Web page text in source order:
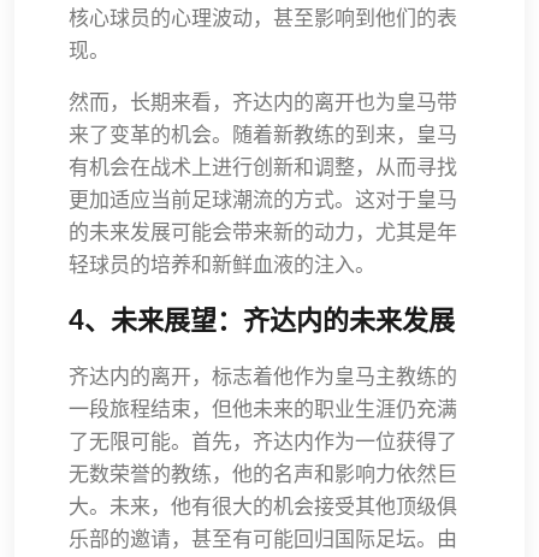
核心球员的心理波动，甚至影响到他们的表
现。
然而，长期来看，齐达内的离开也为皇马带
来了变革的机会。随着新教练的到来，皇马
有机会在战术上进行创新和调整，从而寻找
更加适应当前足球潮流的方式。这对于皇马
的未来发展可能会带来新的动力，尤其是年
轻球员的培养和新鲜血液的注入。
4、未来展望：齐达内的未来发展
齐达内的离开，标志着他作为皇马主教练的
一段旅程结束，但他未来的职业生涯仍充满
了无限可能。首先，齐达内作为一位获得了
无数荣誉的教练，他的名声和影响力依然巨
大。未来，他有很大的机会接受其他顶级俱
乐部的邀请，甚至有可能回归国际足坛。由